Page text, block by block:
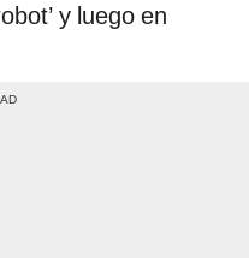
y luego en